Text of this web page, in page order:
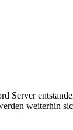
Server
weiterhin